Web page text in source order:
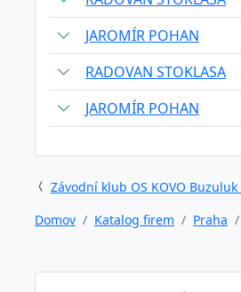
JAROMÍR POHAN
RADOVAN STOKLASA
JAROMÍR POHAN
Závodní klub OS KOVO
Domov
Katalog firem Praha